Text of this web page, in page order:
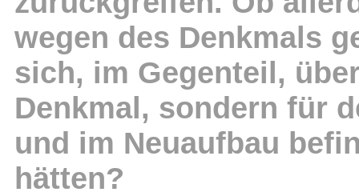
wegen des Denkmals
sich, im Gegenteil,
Denkmal, sondern für
und im Neuaufbau
hätten?